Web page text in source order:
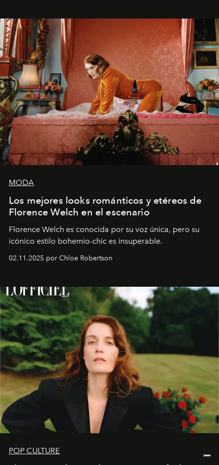
MODA
Los mejores looks románticos y etéreos de
Florence Welch en el escenario
Florence Welch es conocida por su voz única, pero su
icónico estilo bohemio-chic es insuperable.
02.11.2025 por Chloe Robertson
POP CULTURE